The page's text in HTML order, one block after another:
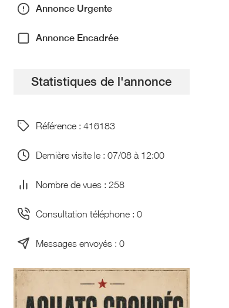
Annonce Urgente
Annonce Encadrée
Statistiques de l'annonce
Référence : 416183
Dernière visite le : 07/08 à 12:00
Nombre de vues : 258
Consultation téléphone : 0
Messages envoyés : 0